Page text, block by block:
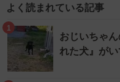
よく読まれている記事
1
おじいちゃ
れた犬』が